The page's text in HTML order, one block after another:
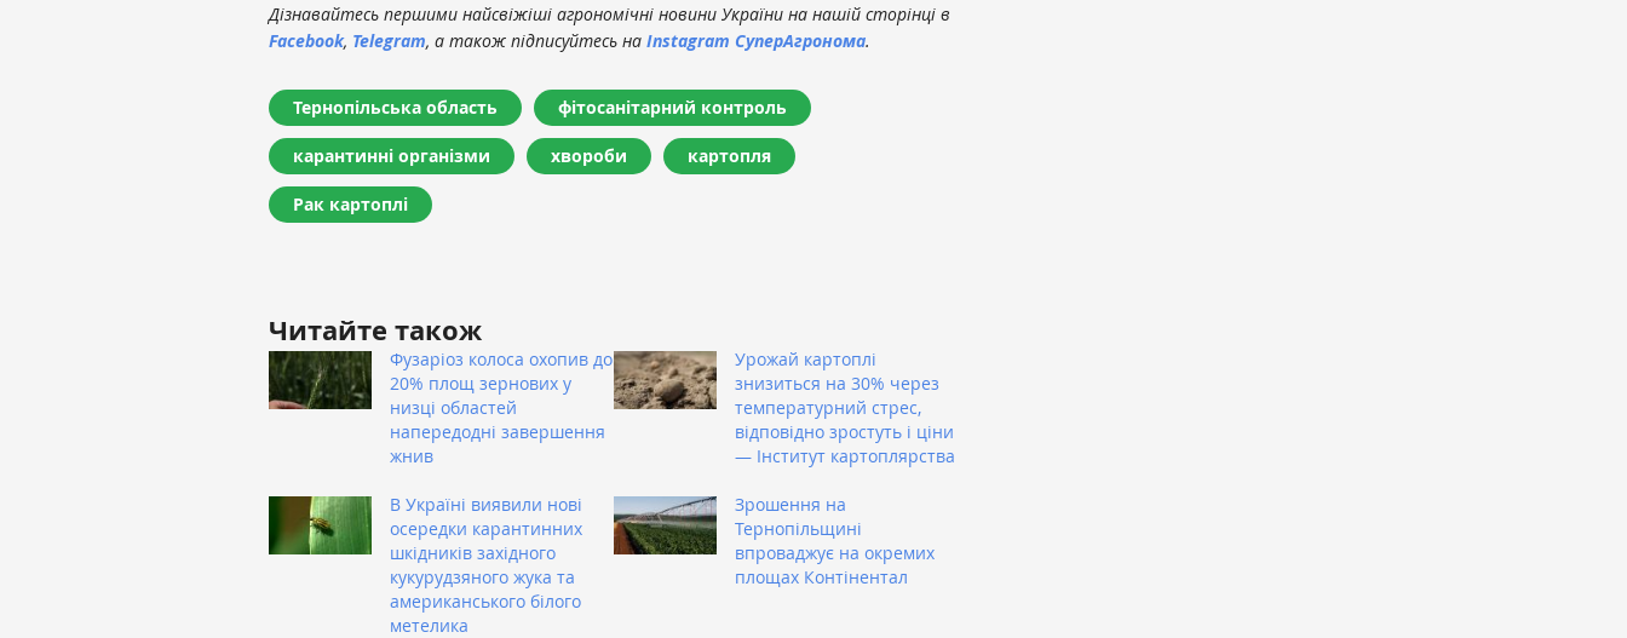
Дізнавайтесь першими найсвіжіші агрономічні новини України на нашій сторінці в
Facebook, Telegram, а також підписуйтесь на Instagram СуперАгронома.
Тернопільська область фітосанітарний контроль
карантинні організми хвороби картопля
Рак картоплі
Читайте також
Фузаріоз колоса охопив до
20% площ зернових у
низці областей
напередодні завершення
жнив
Урожай картоплі
знизиться на 30% через
температурний стрес,
відповідно зростуть і ціни
— Інститут картоплярства
В Україні виявили нові
осередки карантинних
шкідників західного
кукурудзяного жука та
американського білого
метелика
Зрошення на
Тернопільщині
впроваджує на окремих
площах Контінентал